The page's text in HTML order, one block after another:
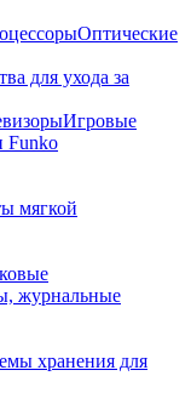
Оптические
для ухода за
Игровые
Funko
мягкой
журнальные
хранения для